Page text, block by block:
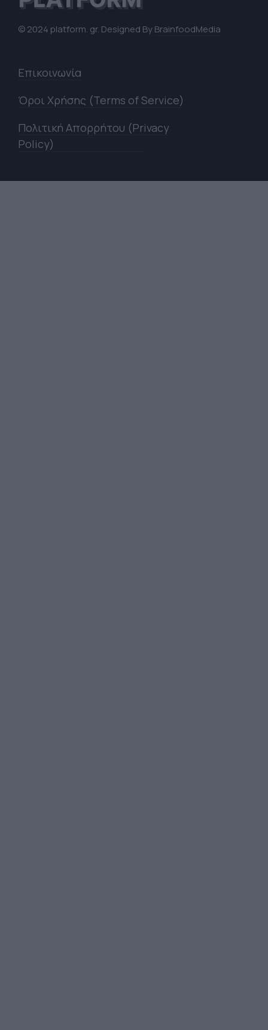
© 2024 platform. gr. Designed ByBrainfoodMedia
Επικοινωνία
Όροι Χρήσης (Terms of Service)
Πολιτική Απορρήτου (Privacy
Policy)